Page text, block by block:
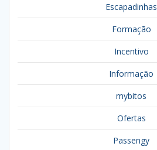
Escapadinhas
Formação
Incentivo
Informação
mybitos
Ofertas
Passengy